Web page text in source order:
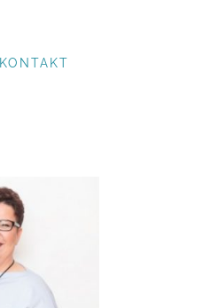
KONTAKT